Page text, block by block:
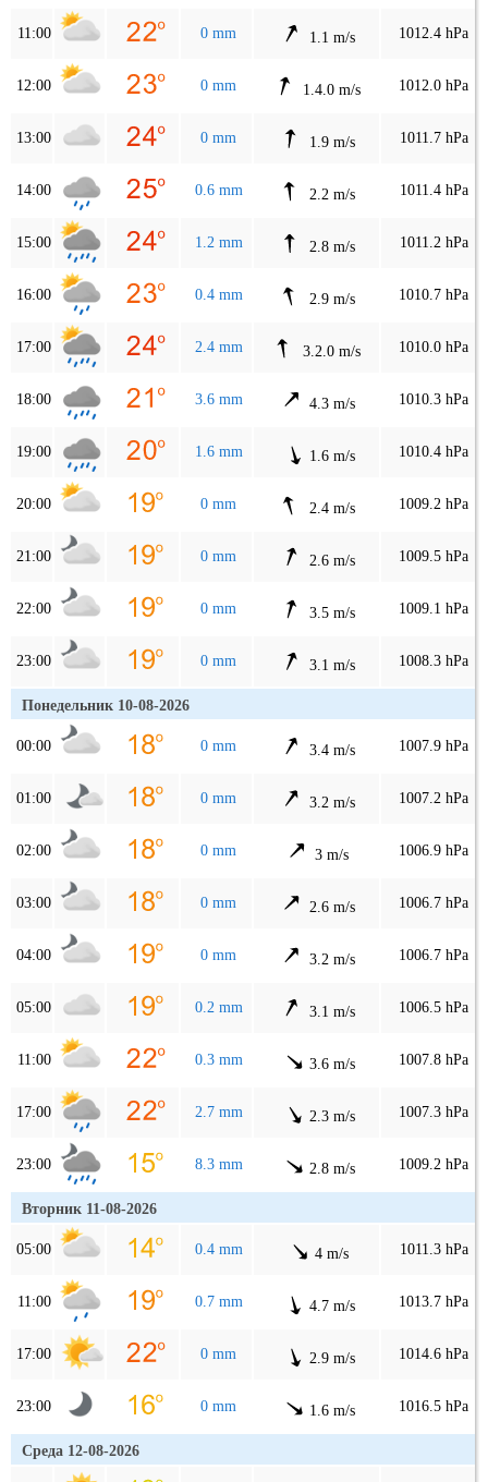
11:00 0 mm 1.1 m/s 1012.4 hPa
12:00 0 mm 1.4.0 m/s 1012.0 hPa
13:00 0 mm 1.9 m/s 1011.7 hPa
14:00 0.6 mm 2.2 m/s 1011.4 hPa
15:00 1.2 mm 2.8 m/s 1011.2 hPa
16:00 0.4 mm 2.9 m/s 1010.7 hPa
17:00 2.4 mm 3.2.0 m/s 1010.0 hPa
18:00 3.6 mm 4.3 m/s 1010.3 hPa
19:00 1.6 mm 1.6 m/s 1010.4 hPa
20:00 0 mm 2.4 m/s 1009.2 hPa
21:00 0 mm 2.6 m/s 1009.5 hPa
22:00 0 mm 3.5 m/s 1009.1 hPa
23:00 0 mm 3.1 m/s 1008.3 hPa
Понедельник 10-08-2026
00:00 0 mm 3.4 m/s 1007.9 hPa
01:00 0 mm 3.2 m/s 1007.2 hPa
02:00 0 mm 3 m/s 1006.9 hPa
03:00 0 mm 2.6 m/s 1006.7 hPa
04:00 0 mm 3.2 m/s 1006.7 hPa
05:00 0.2 mm 3.1 m/s 1006.5 hPa
11:00 0.3 mm 3.6 m/s 1007.8 hPa
17:00 2.7 mm 2.3 m/s 1007.3 hPa
23:00 8.3 mm 2.8 m/s 1009.2 hPa
Вторник 11-08-2026
05:00 0.4 mm 4 m/s 1011.3 hPa
11:00 0.7 mm 4.7 m/s 1013.7 hPa
17:00 0 mm 2.9 m/s 1014.6 hPa
23:00 0 mm 1.6 m/s 1016.5 hPa
Среда 12-08-2026